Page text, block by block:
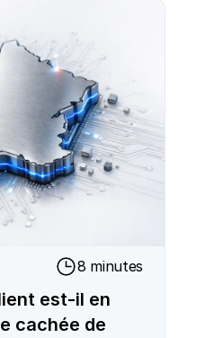
est-il en
cachée de
8 minutes